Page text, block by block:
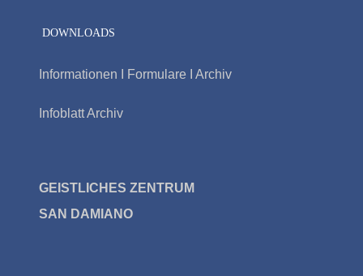
DOWNLOADS
Informationen I Formulare I Archiv
Infoblatt Archiv
GEISTLICHES ZENTRUM
SAN DAMIANO